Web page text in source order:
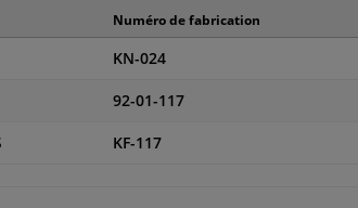
Numéro de fabrication
KN-024
92-01-117
KF-117